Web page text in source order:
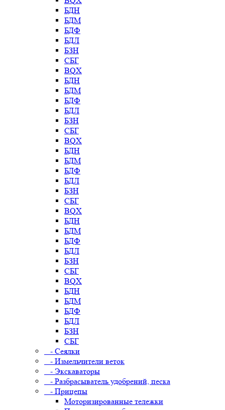
БДН
БДМ
БДФ
БДЛ
БЗН
СБГ
BQX
БДН
БДМ
БДФ
БДЛ
БЗН
СБГ
BQX
БДН
БДМ
БДФ
БДЛ
БЗН
СБГ
BQX
БДН
БДМ
БДФ
БДЛ
БЗН
СБГ
BQX
БДН
БДМ
БДФ
БДЛ
БЗН
СБГ
- Сеялки
- Измельчители веток
- Экскаваторы
- Разбрасыватель удобрений, песка
- Прицепы
Моторизированные тележки